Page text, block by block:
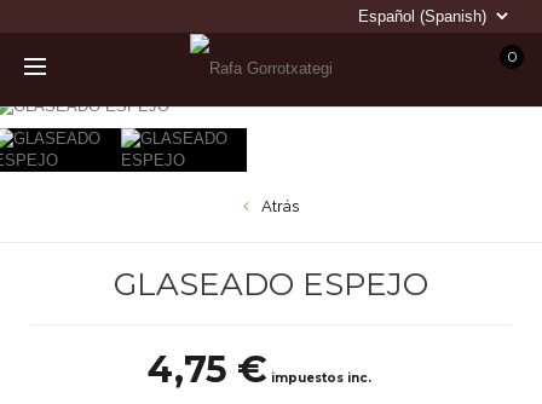
0
Atrás
GLASEADO ESPEJO
4,75 € impuestos inc.